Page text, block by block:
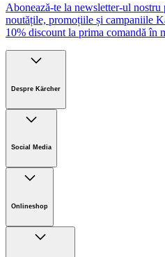
Abonează-te la newsletter-ul
noutățile, promoțiile și campaniile
10% discount la prima comandă în
Despre Kärcher
Sustenabilitate
Noutati
Social Media
Onlineshop
Informații magazin online